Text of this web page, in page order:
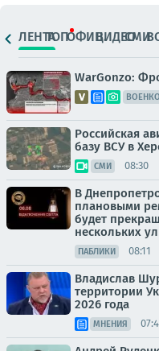
ЛЕНТАТОПОФИЦ.ВИДЕОСМИ
WarGonzo:
Российская
базу ВСУ в
СМИ 08:30
В
плановыми
будет
нескольких
ПАБЛИКИ 08:11
Владислав
территории
2026 года
МНЕНИЯ